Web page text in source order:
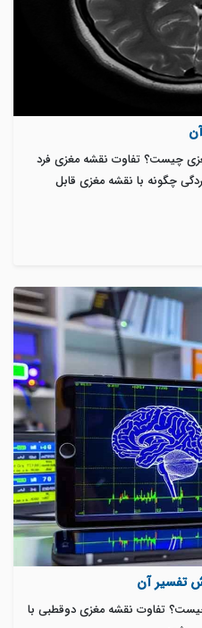
چیست؟ تفاوت نقشه مغزی فرد
چگونه با نقشه مغزی قابل
تفسیر آن
تفاوت نقشه مغزی دوقطبی با